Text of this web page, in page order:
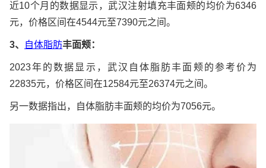
近10个月的数据显示，武汉注射填充丰面颊的均价为6346
元，价格区间在4544元至7390元之间。
3、 自体脂肪丰面颊：
2023年的数据显示，武汉自体脂肪丰面颊的参考价为
22835元，价格区间在12584元至26374元之间。
另一数据指出，自体脂肪丰面颊的均价为7056元。